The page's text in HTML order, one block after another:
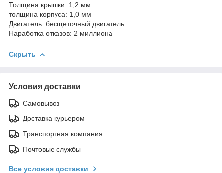
Толщина крышки: 1,2 мм
толщина корпуса: 1,0 мм
Двигатель: бесщеточный двигатель
Наработка отказов: 2 миллиона
Скрыть
Условия доставки
Самовывоз
Доставка курьером
Транспортная компания
Почтовые службы
Все условия доставки